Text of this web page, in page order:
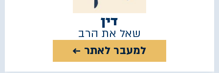
דין
שאל את הרב
למעבר לאתר ←